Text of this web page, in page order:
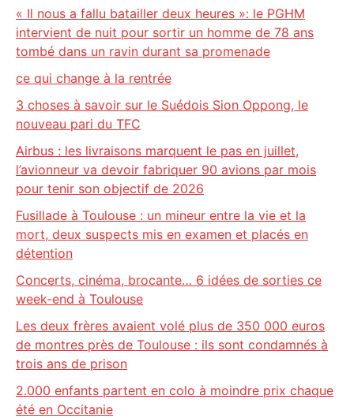
« Il nous a fallu batailler deux heures »: le PGHM
intervient de nuit pour sortir un homme de 78 ans
tombé dans un ravin durant sa promenade
ce qui change à la rentrée
3 choses à savoir sur le Suédois Sion Oppong, le
nouveau pari du TFC
Airbus : les livraisons marquent le pas en juillet,
l’avionneur va devoir fabriquer 90 avions par mois
pour tenir son objectif de 2026
Fusillade à Toulouse : un mineur entre la vie et la
mort, deux suspects mis en examen et placés en
détention
Concerts, cinéma, brocante… 6 idées de sorties ce
week-end à Toulouse
Les deux frères avaient volé plus de 350 000 euros
de montres près de Toulouse : ils sont condamnés à
trois ans de prison
2.000 enfants partent en colo à moindre prix chaque
été en Occitanie